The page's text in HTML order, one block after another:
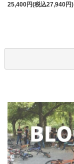
25,400円(税込27,940円)